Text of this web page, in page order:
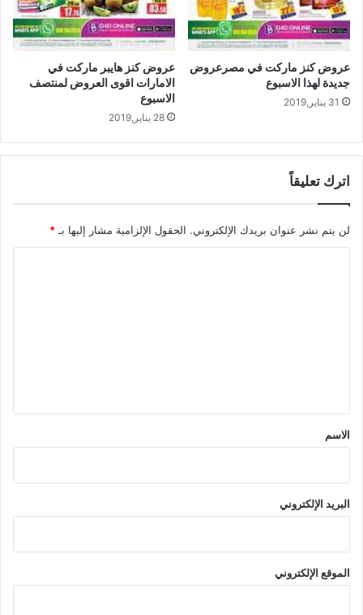
عروض كنز ماركت في مصرعروض
جديدة لهذا الاسبوع
31 يناير,2019
عروض كنز هايبر ماركت في
الامارات اقوى العروض لمنتصف
الاسبوع
28 يناير,2019
اترك تعليقاً
لن يتم نشر عنوان بريدك الإلكتروني. الحقول الإلزامية مشار إليها بـ*
*
الاسم
البريد الإلكتروني
الموقع الإلكتروني